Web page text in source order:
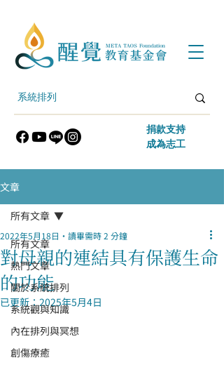
​捐款支持
​成為志工
文章
所有文章
熱門文章
關於系統排列
系統觀與知識
內在排列與冥想
創傷療癒
所有文章
對母親的連結具有保護生命
的功能
2022年5月18日 讀畢需時 2 分鐘
已更新：2025年5月4日